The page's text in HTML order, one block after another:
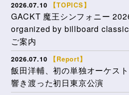
2026.07.10 【TOPICS】
GACKT 魔王シンフォニー
organized by billboard
ご案内
2026.07.10 【Report】
飯田洋輔、初の単独オーケス
響き渡った初日東京公演